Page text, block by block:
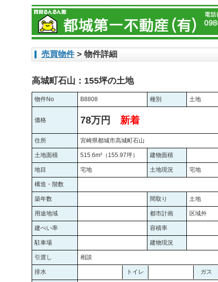
売買物件> 物件詳細
高城町石山：155坪の土地
物件No B8808 種別 土地
価格 78万円 新着
住所 宮崎県都城市高城町石山
土地面積 515.6m²（155.97坪） 建物面積
地目 宅地 土地現況 宅地
構造・階数
築年数 間取り 土地
用途地域 都市計画 区域外
建ぺい率 容積率
駐車場 建物現況
引渡し 相談
排水 トイレ ガス